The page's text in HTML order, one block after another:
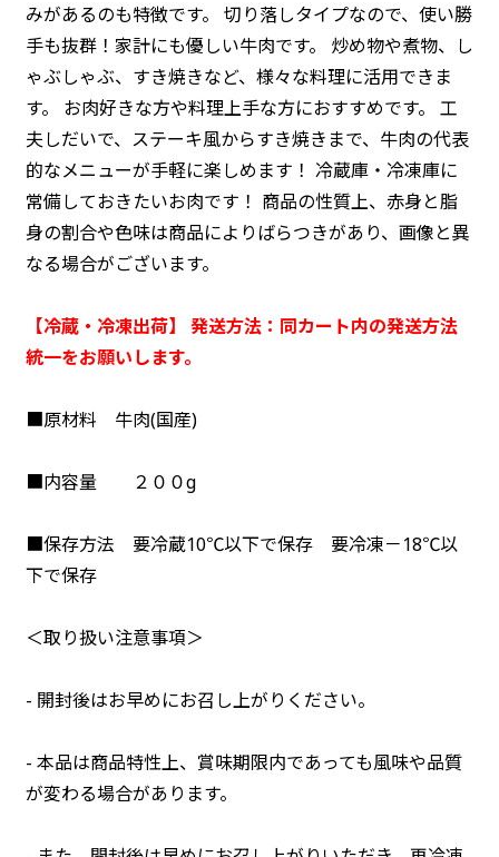
みがあるのも特徴です。 切り落しタイプなので、使い勝
手も抜群！家計にも優しい牛肉です。 炒め物や煮物、し
ゃぶしゃぶ、すき焼きなど、様々な料理に活用できま
す。 お肉好きな方や料理上手な方におすすめです。 工
夫しだいで、ステーキ風からすき焼きまで、牛肉の代表
的なメニューが手軽に楽しめます！ 冷蔵庫・冷凍庫に
常備しておきたいお肉です！ 商品の性質上、赤身と脂
身の割合や色味は商品によりばらつきがあり、画像と異
なる場合がございます。
【冷蔵・冷凍出荷】 発送方法：同カート内の発送方法
統一をお願いします。
■原材料 牛肉(国産)
■内容量 ２００g
■保存方法 要冷蔵10℃以下で保存 要冷凍－18℃以
下で保存
＜取り扱い注意事項＞
- 開封後はお早めにお召し上がりください。
- 本品は商品特性上、賞味期限内であっても風味や品質
が変わる場合があります。